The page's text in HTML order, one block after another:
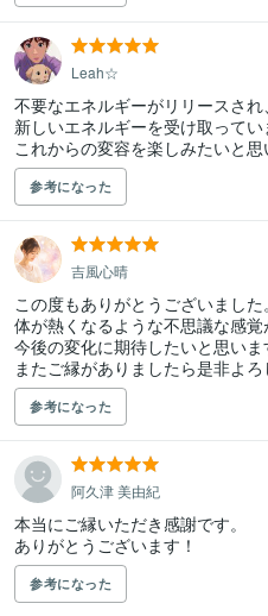
Leah☆
不要なエネルギーがリリースされ、
新しいエネルギーを受け取ってい
これからの変容を楽しみたいと
参考になった
吉風心晴
この度もありがとうございました。
体が熱くなるような不思議な感覚
今後の変化に期待したいと思いま
またご縁がありましたら是非よろ
参考になった
阿久津 美由紀
本当にご縁いただき感謝です。
ありがとうございます！
参考になった